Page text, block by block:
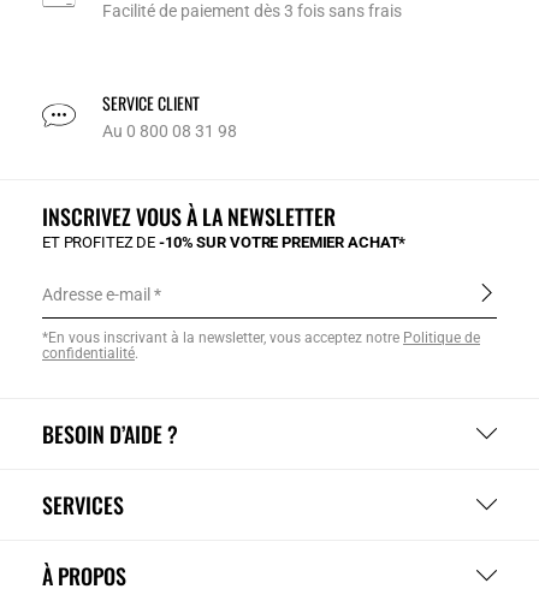
Facilité de paiement dès 3 fois sans frais
SERVICE CLIENT
Au 0 800 08 31 98
BESOIN D’AIDE ?
SERVICES
À PROPOS
INSCRIVEZ VOUS À LA NEWSLETTER
ET PROFITEZ DE-10% SUR VOTRE PREMIER ACHAT*
Adresse e-mail
*En vous inscrivant à la newsletter, vous acceptez notre Politique de
confidentialité.